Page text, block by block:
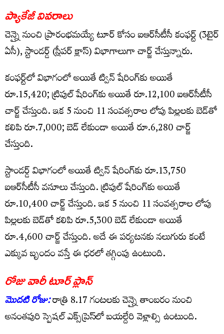
ప్యాకేజీ వివరాలు
చెన్నై నుంచి ప్రారంభమయ్యే టూర్ కోసం ఐఆర్‌సీటీసీ కంఫర్ట్ (3టైర్
ఏసీ), స్టాండర్డ్ (స్లీపర్ క్లాస్) విభాగాలుగా చార్జ్ చేస్తున్నారు.
కంఫర్ట్‌లో విభాగంలో అయితే ట్విన్ షేరింగ్‌కు అయితే
రూ.15,420; ట్రిపుల్ షేరింగ్‌కు అయితే రూ.12,100 ఐఆర్‌సీటీసీ
చార్జ్ చేస్తుంది. ఇక 5 నుంచి 11 సంవత్సరాల లోపు పిల్లలకు బెడ్‌తో
కలిపి రూ.7,000; బెడ్ లేకుండా అయితే రూ.6,280 చార్జ్
చేస్తుంది.
స్టాండర్డ్ విభాగంలో అయితే ట్విన్ షేరింగ్‌కు రూ.13,750
ఐఆర్‌సీటీసీ వసూలు చేస్తుంది. ట్రిపుల్ షేరింగ్‌కు అయితే
రూ.10,400 చార్జ్ చేస్తుంది. ఇక 5 నుంచి 11 సంవత్సరాల లోపు
పిల్లలకు బెడ్‌తో కలిపి రూ.5,300 బెడ్ లేకుండా అయితే
రూ.4,600 చార్జ్ చేస్తుంది. అదే ఈ పర్యటనకు నలుగురు కంటే
ఎక్కువ బృందం వస్తే ఈ ధరలో తగ్గింపు ఉంటుంది.
రోజు వారీ టూర్ ప్లాన్
మొదటి రోజు:రాత్రి 8.17 గంటలకు చెన్నై తాంబరం నుంచి
అనంతపురి స్పెషల్ ఎక్స్‌ప్రెస్‌లో బయల్దేరి వెళ్లాల్సి ఉంటుంది.